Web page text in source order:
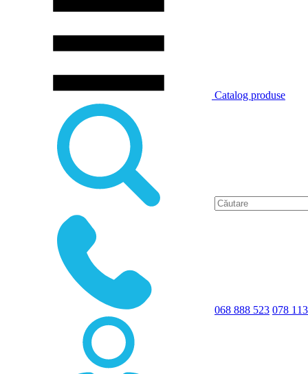
Catalog produse
068 888 523 078